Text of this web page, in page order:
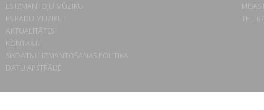
ES IZMANTOJU MŪZIKU
ES RADU MŪZIKU
AKTUALITĀTES
KONTAKTI
SĪKDATŅU IZMANTOŠANAS POLITIKA
DATU APSTRĀDE
TEL.